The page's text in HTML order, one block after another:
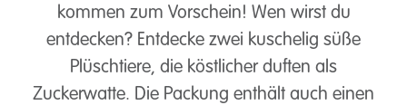
kommen zum Vorschein! Wen wirst du
entdecken? Entdecke zwei kuschelig süße
Plüschtiere, die köstlicher duften als
Zuckerwatte. Die Packung enthält auch einen